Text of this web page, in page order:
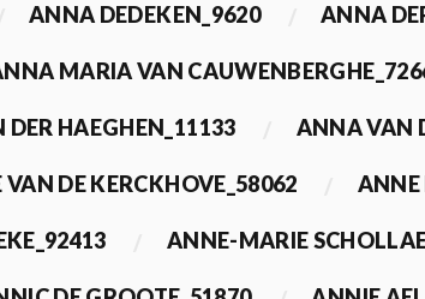
ANNA DEDEKEN_9620 ANNA
MARIA VAN
HAEGHEN_11133 ANNA VAN
DE KERCKHOVE_58062 ANNE
ANNE-MARIE